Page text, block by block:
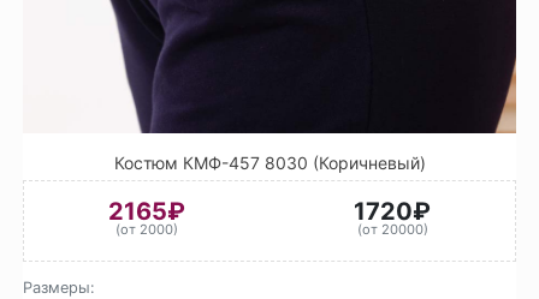
Костюм КМФ-457 8030 (Коричневый)
2165₽
(от 2000)
1720₽
(от 20000)
Размеры: